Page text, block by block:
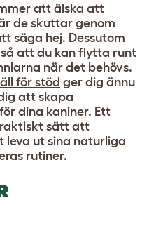
att älska att
de skuttar genom
säga hej. Dessutom
att du kan flytta runt
när det behövs.
för stöd ger dig ännu
att skapa
dina kaniner. Ett
sätt att
leva ut sina naturliga
rutiner.